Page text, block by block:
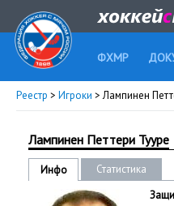
ФХМР
Реестр > Игроки > Лампинен
Лампинен Петтери Тууре
Инфо
Статистика